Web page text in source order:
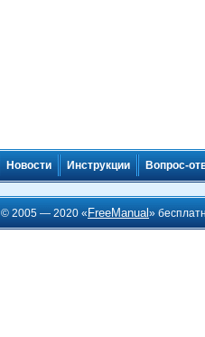
Новости Инструкции Вопрос-
© 2005 — 2020 « FreeManual»